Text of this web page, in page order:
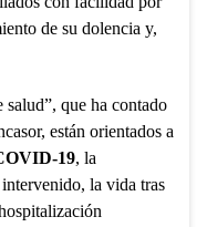
de su dolencia y,
que ha contado
están orientados a
19, la
la vida tras